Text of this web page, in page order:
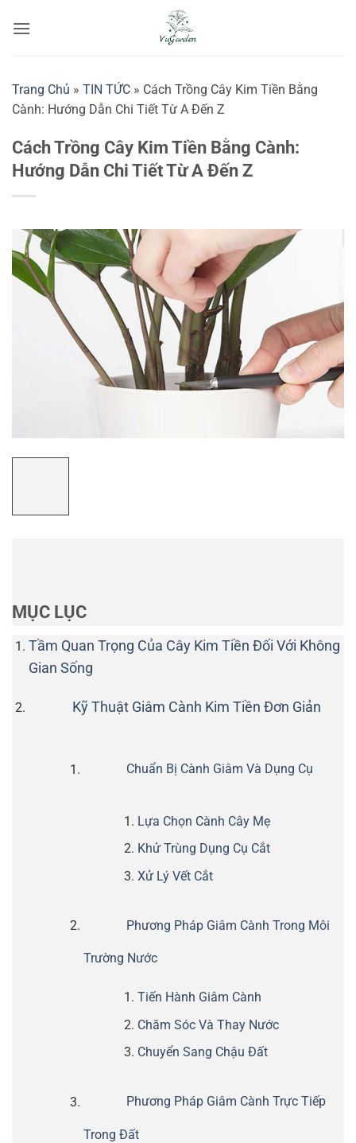
qua
Trang Chủ » TIN TỨC » Cách Trồng Cây Kim Tiền Bằng
Cành: Hướng Dẫn Chi Tiết Từ A Đến Z
Cách Trồng Cây Kim Tiền Bằng Cành:
Hướng Dẫn Chi Tiết Từ A Đến Z
MỤC LỤC
Tầm Quan Trọng Của Cây Kim Tiền Đối Với Không
Gian Sống
Kỹ Thuật Giâm Cành Kim Tiền Đơn Giản
Chuẩn Bị Cành Giâm Và Dụng Cụ
Lựa Chọn Cành Cây Mẹ
Khử Trùng Dụng Cụ Cắt
Xử Lý Vết Cắt
Phương Pháp Giâm Cành Trong Môi
Trường Nước
Tiến Hành Giâm Cành
Chăm Sóc Và Thay Nước
Chuyển Sang Chậu Đất
Phương Pháp Giâm Cành Trực Tiếp
Trong Đất